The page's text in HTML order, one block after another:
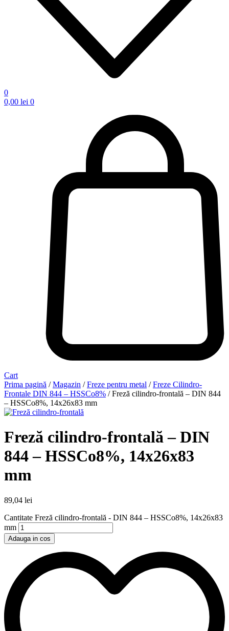
0
0,00 lei 0
Cart
Prima pagină /Magazin /Freze pentru metal /Freze Cilindro-
Frontale DIN 844 – HSSCo8% / Freză cilindro-frontală – DIN 844
– HSSCo8%, 14x26x83 mm
Freză cilindro-frontală – DIN
844 – HSSCo8%, 14x26x83
mm
89,04 lei
Cantitate Freză cilindro-frontală - DIN 844 – HSSCo8%, 14x26x83
mm
Adauga in cos